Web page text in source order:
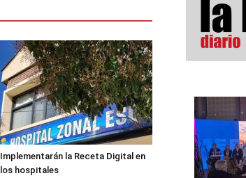
Implementarán la Receta Digital en
los hospitales